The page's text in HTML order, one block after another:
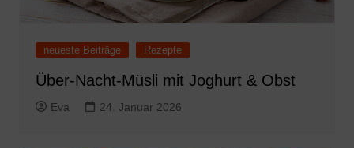
neueste Beiträge Rezepte
Über-Nacht-Müsli mit Joghurt & Obst
Eva 24. Januar 2026